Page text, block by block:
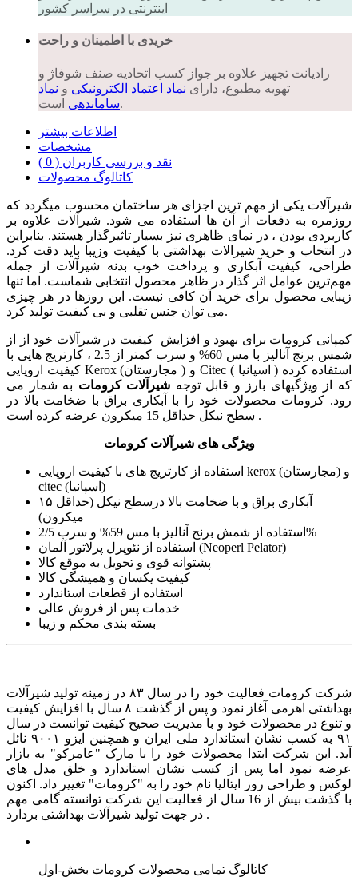
اینترنتی در سراسر کشور
خریدی با اطمینان و راحت
رادیانت تجهیز علاوه بر جواز کسب اتحادیه صنف شوفاژ و
تهویه مطبوع، دارای نماد اعتماد الکترونیکی و نماد
ساماندهیاست.
اطلاعات بیشتر
مشخصات
نقد و بررسی کاربران ( 0 )
کاتالوگ محصولات
شیرآلات یکی از مهم ترین اجزای هر ساختمان محسوب میگردد که
روزمره به دفعات از آن ها استفاده می شود. شیرآلات علاوه بر
کاربردی بودن ، در نمای ظاهری نیز بسیار تاثیرگذار هستند. بنابراین
در انتخاب و خرید شیرالات بهداشتی با کیفیت وزیبا باید دقت کرد.
طراحی، کیفیت آبکاری و پرداخت خوب بدنه شیرآلات از جمله
مهم‌ترین عوامل اثر گذار در ظاهر محصول انتخابی شماست. اما تنها
زیبایی محصول برای خرید آن کافی نیست. این روزها در هر چیزی
می توان جنس تقلبی و بی کیفیت تولید کرد.
کمپانی کرومات برای بهبود و افزایش کیفیت در شیرآلات خود از از
شمس برنج آنالیز با مس 60% و سرب کمتر از 2.5 ، کارتریج هایی با
کیفیت اروپایی Kerox (مجارستان ) و Citec ( اسپانیا ) استفاده کرده
که از ویژگیهای بارز و قابل توجه شیرآلات کرومات به شمار می
رود. کرومات محصولات خود را با آبکاری براق با ضخامت بالا در
سطح نیکل حداقل 15 میکرون عرضه کرده است .
ویژگی های شیرآلات کرومات
استفاده از کارتریج های با کیفیت اروپایی kerox (مجارستان) و
citec (اسپانیا)
آبکاری براق و با ضخامت بالا درسطح نیکل (حداقل ۱۵
میکرون)
استفاده از شمش برنج آنالیز با مس 59% و سرب 2/5%
استفاده از نئوپرل پرلاتور آلمان (Neoperl Pelator)
پشتوانه قوی و تحویل به موقع کالا
کیفیت یکسان و همیشگی کالا
استفاده از قطعات استاندارد
خدمات پس از فروش عالی
بسته بندی محکم و زیبا
شرکت کرومات فعالیت خود را در سال ۸۳ در زمینه تولید شیرآلات
بهداشتی اهرمی آغاز نمود و پس از گذشت ۸ سال با افزایش کیفیت
و تنوع در محصولات خود و با مدیریت صحیح کیفیت توانست در سال
۹۱ به کسب نشان استاندارد ملی ایران و همچنین ایزو ۹۰۰۱ نائل
آید. این شرکت ابتدا محصولات خود را با مارک "عامرکو" به بازار
عرضه نمود اما پس از کسب نشان استاندارد و خلق مدل های
لوکس و طراحی روز ایتالیا نام خود را به "کرومات" تغییر داد. اکنون
با گذشت بیش از 16 سال از فعالیت این شرکت توانسته گامی مهم
در جهت تولید شیرآلات بهداشتی بردارد .
کاتالوگ تمامی محصولات کرومات بخش-اول